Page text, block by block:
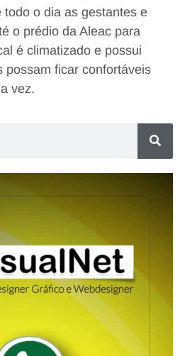
o dia as gestantes e
o prédio da Aleac para
é climatizado e possui
possam ficar confortáveis
vez.